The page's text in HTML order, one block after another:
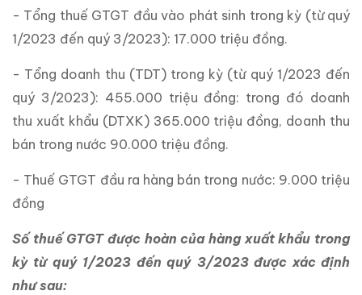
- Tổng thuế GTGT đầu vào phát sinh trong kỳ (từ quý
1/2023 đến quý 3/2023): 17.000 triệu đồng.
- Tổng doanh thu (TDT) trong kỳ (từ quý 1/2023 đến
quý 3/2023): 455.000 triệu đồng: trong đó doanh
thu xuất khẩu (DTXK) 365.000 triệu đồng, doanh thu
bán trong nước 90.000 triệu đồng.
- Thuế GTGT đầu ra hàng bán trong nước: 9.000 triệu
đồng
Số thuế GTGT được hoàn của hàng xuất khẩu trong
kỳ từ quý 1/2023 đến quý 3/2023 được xác định
như sau: